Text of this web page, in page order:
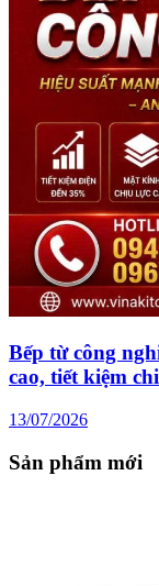
Bếp từ công
cao, tiết kiệm
13/07/2026
Sản phẩm mới